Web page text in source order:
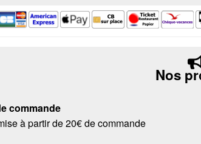
Nos
commande
à partir de 20€ de commande